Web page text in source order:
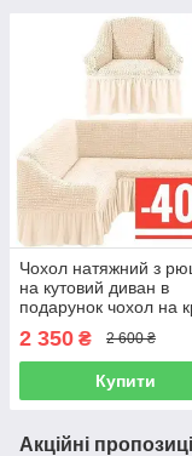
Чохол натяжний з
на кутовий диван в
подарунок чохол на
2 350 ₴ 2 600 ₴
Купити
Акційні